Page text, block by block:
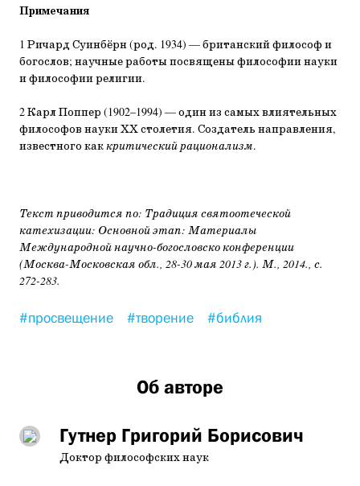
Примечания
1 Ричард Суинбёрн (род. 1934) — британский философ и
богослов; научные работы посвящены философии науки
и философии религии.
2 Карл Поппер (1902–1994) — один из самых влиятельных
философов науки ХХ столетия. Создатель направления,
известного каккритический рационализм.
Текст приводится по: Традиция святоотеческой
катехизации: Основной этап: Материалы
Международной научно-богословско конференции
(Москва-Московская обл., 28-30 мая 2013 г.). М., 2014., с.
272-283.
#просвещение #творение #библия
Об авторе
Гутнер Григорий Борисович
Доктор философских наук